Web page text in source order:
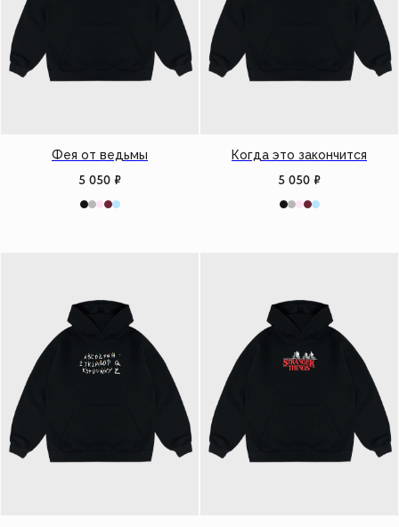
Фея от ведьмы
5 050 ₽
Когда это закончится
5 050 ₽